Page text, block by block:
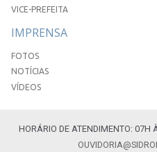
VICE-PREFEITA
IMPRENSA
FOTOS
NOTÍCIAS
VÍDEOS
HORÁRIO DE ATENDIMENTO: 07H